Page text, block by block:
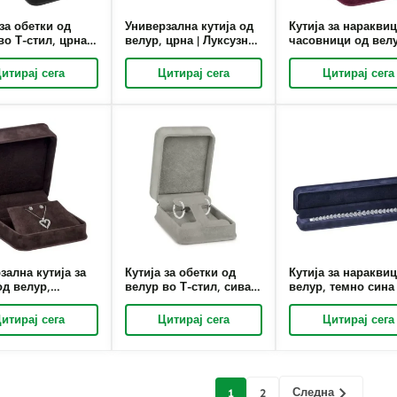
обетки од
Т-стил, црна |
накит по
– Richpack
сега
Универзална кутија од
велур, црна | Луксузно
решенија за
прикажување по
Цитирај сега
Кутија за
часовници од
за пакување и
прикажување на
Цитирај сега
кутија за
велур,
| Решенија за
и
на накит по
сега
Кутија за обетки од
велур во Т-стил, сива |
Пакување на луксузен
накит по нарачка –
Richpack
Цитирај сега
Кутија за
велур, темно сина
Пакување на
накит по мерка –
Richpack – Richpack
Цитирај сега
1 2 Следна